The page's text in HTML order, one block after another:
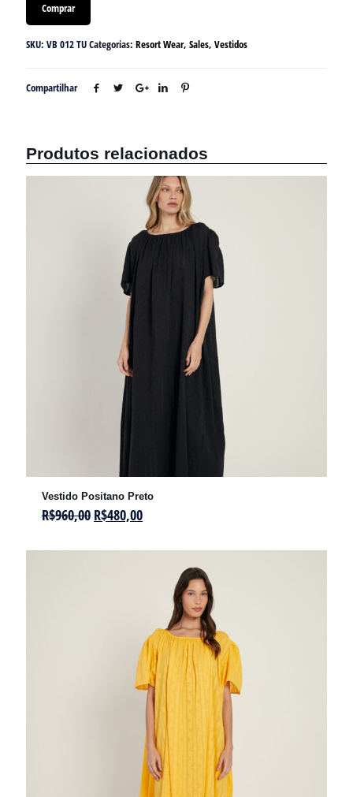
Comprar
SKU: VB 012 TUCategorias: Resort Wear, Sales, Vestidos
Compartilhar
Produtos relacionados
Vestido Positano Preto
R$960,00 R$480,00